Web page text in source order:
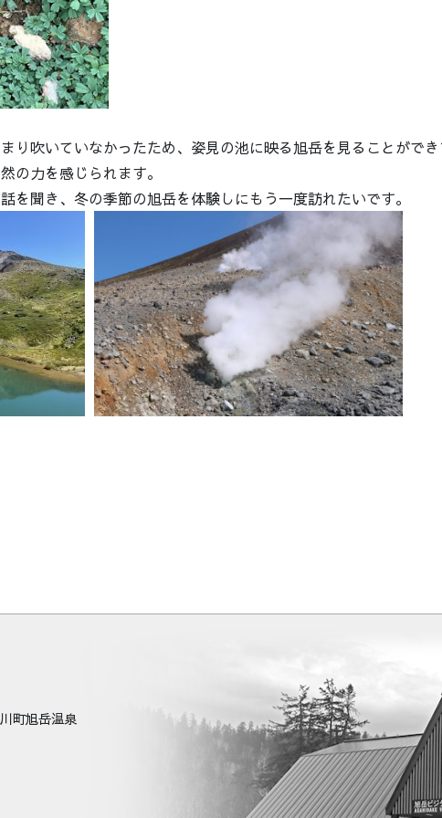
り吹いていなかったため、姿見の池に映る旭岳を見ることがで
の力を感じられます。
を聞き、冬の季節の旭岳を体験しにもう一度訪れたいです。
町旭岳温泉